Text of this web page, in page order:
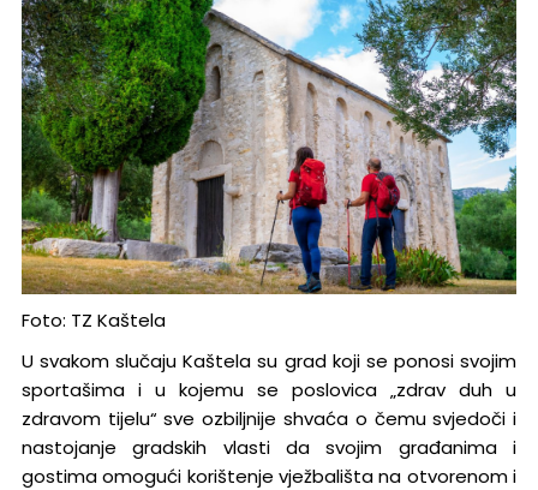
Foto: TZ Kaštela
U svakom slučaju Kaštela su grad koji se ponosi svojim
sportašima i u kojemu se poslovica „zdrav duh u
zdravom tijelu“ sve ozbiljnije shvaća o čemu svjedoči i
nastojanje gradskih vlasti da svojim građanima i
gostima omogući korištenje vježbališta na otvorenom i